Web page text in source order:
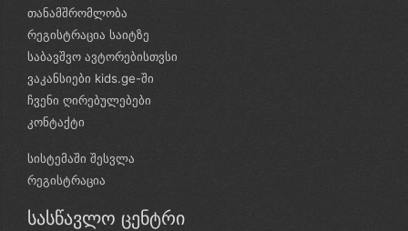
თანამშრომლობა
რეგისტრაცია საიტზე
საბავშვო ავტორებისთვსი
ვაკანსიები kids.ge-ში
ჩვენი ღირებულებები
კონტაქტი
სისტემაში შესვლა
რეგისტრაცია
სასწავლო ცენტრი